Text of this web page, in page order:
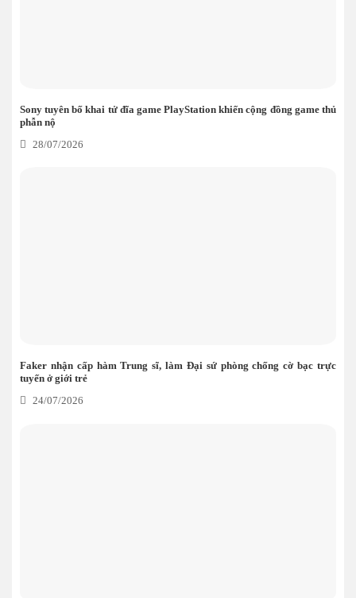
Sony tuyên bố khai tử đĩa game PlayStation khiến cộng đồng game thủ
phẫn nộ
28/07/2026
Faker nhận cấp hàm Trung sĩ, làm Đại sứ phòng chống cờ bạc trực
tuyến ở giới trẻ
24/07/2026